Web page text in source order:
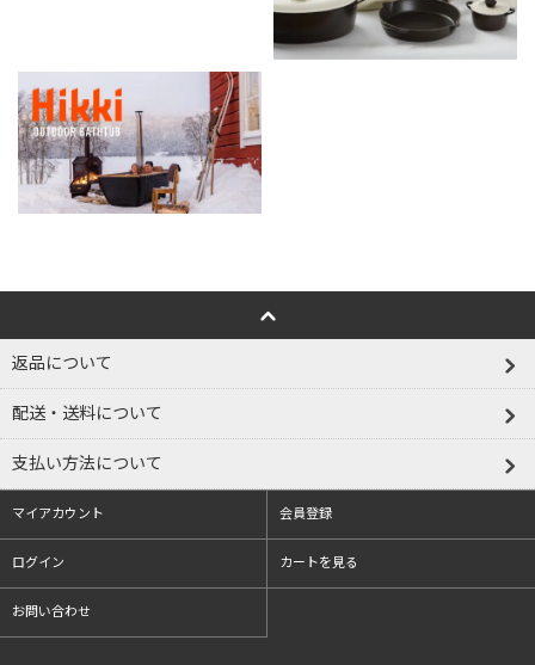
返品について
配送・送料について
支払い方法について
マイアカウント 会員登録
ログイン カートを見る
お問い合わせ